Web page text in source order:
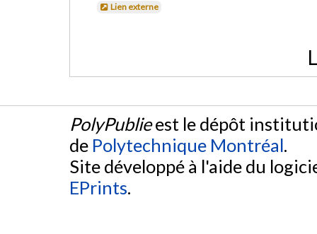
Lien externe
PolyPublieest le dépôt
de Polytechnique Montréal.
Site développé à l'aide du
EPrints.